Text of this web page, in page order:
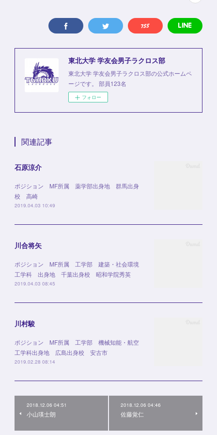
東北大学 学友会男子ラクロス部
東北大学 学友会男子ラクロス部の公式ホームペ
ージです。 部員123名
フォロー
関連記事
石原涼介
ポジション MF所属 薬学部出身地 群馬出身
校 高崎
2019.04.03 10:49
川合将矢
ポジション MF所属 工学部 建築・社会環境
工学科 出身地 千葉出身校 昭和学院秀英
2019.04.03 08:45
川村駿
ポジション MF所属 工学部 機械知能・航空
工学科出身地 広島出身校 安古市
2019.02.28 08:14
2018.12.06 04:51
小山瑛士朗
2018.12.06 04:46
佐藤覚仁